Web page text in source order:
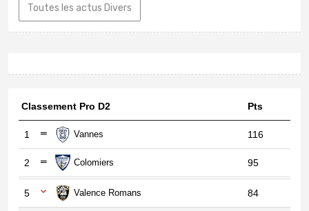
Toutes les actus Divers
Classement Pro D2 Pts
1 Vannes 116
2 Colomiers 95
5 Valence Romans 84